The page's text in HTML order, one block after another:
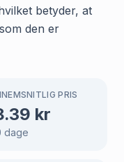
betyder, at
den er
PRIS
kr
dage